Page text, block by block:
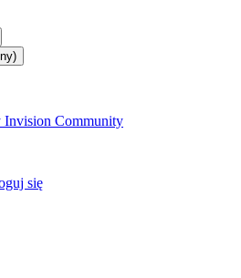
Invision Community
się